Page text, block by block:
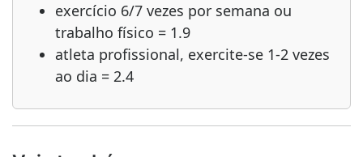
exercício 6/7 vezes por semana ou
trabalho físico = 1.9
atleta profissional, exercite-se 1-2 vezes
ao dia = 2.4